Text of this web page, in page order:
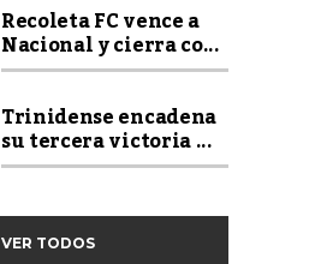
Recoleta FC vence a
Nacional y cierra co...
Trinidense encadena
su tercera victoria ...
VER TODOS